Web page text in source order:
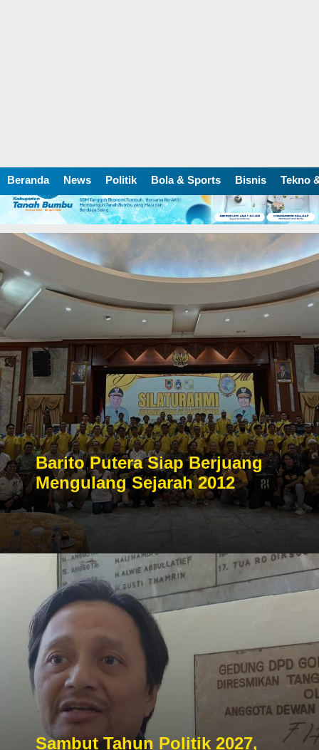
Beranda News Politik Bola & Sports Bisnis Tekno
Barito Putera Siap Berjuang
Mengulang Sejarah 2012
Sambut Tahun Politik 2027,